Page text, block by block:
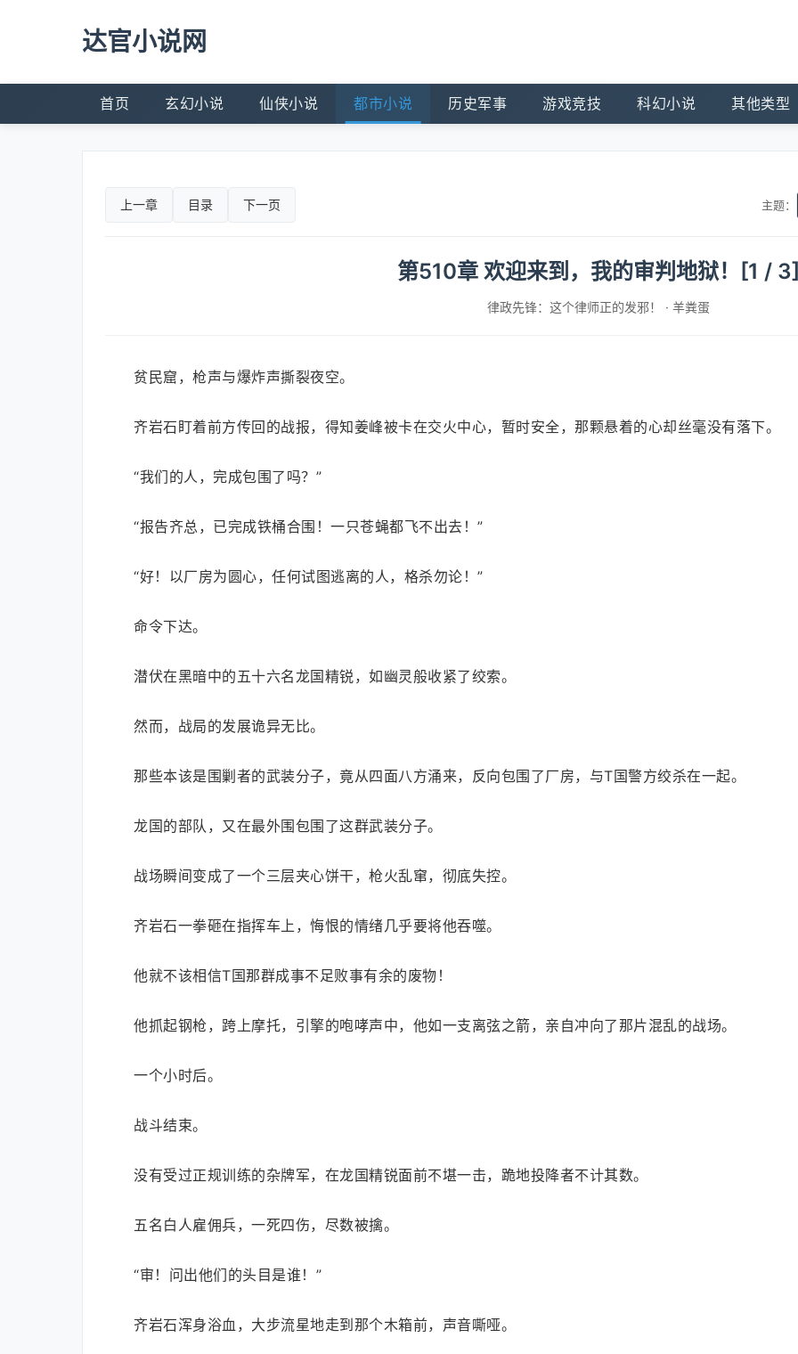
达官小说网
首页 玄幻小说 仙侠小说 都市小说 历史军事 游戏竞技 科幻小说 其他类型
上一章 目录 下一页 主题：
第510章 欢迎来到，我的审判地狱！[1 /
律政先锋：这个律师正的发邪！ · 羊粪蛋
贫民窟，枪声与爆炸声撕裂夜空。
齐岩石盯着前方传回的战报，得知姜峰被卡在交火中心，暂时安全，那颗悬着的心却丝毫没有落下。
“我们的人，完成包围了吗？”
“报告齐总，已完成铁桶合围！一只苍蝇都飞不出去！”
“好！以厂房为圆心，任何试图逃离的人，格杀勿论！”
命令下达。
潜伏在黑暗中的五十六名龙国精锐，如幽灵般收紧了绞索。
然而，战局的发展诡异无比。
那些本该是围剿者的武装分子，竟从四面八方涌来，反向包围了厂房，与T国警方绞杀在一起。
龙国的部队，又在最外围包围了这群武装分子。
战场瞬间变成了一个三层夹心饼干，枪火乱窜，彻底失控。
齐岩石一拳砸在指挥车上，悔恨的情绪几乎要将他吞噬。
他就不该相信T国那群成事不足败事有余的废物！
他抓起钢枪，跨上摩托，引擎的咆哮声中，他如一支离弦之箭，亲自冲向了那片混乱的战场。
一个小时后。
战斗结束。
没有受过正规训练的杂牌军，在龙国精锐面前不堪一击，跪地投降者不计其数。
五名白人雇佣兵，一死四伤，尽数被擒。
“审！问出他们的头目是谁！”
齐岩石浑身浴血，大步流星地走到那个木箱前，声音嘶哑。